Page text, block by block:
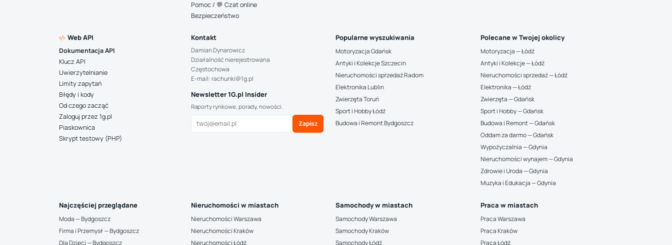
Pomoc / 💬 Czat online
Bezpieczeństwo
Web API
Dokumentacja API
Klucz API
Uwierzytelnianie
Limity zapytań
Błędy i kody
Od czego zacząć
Zaloguj przez 1g.pl
Piaskownica
Skrypt testowy (PHP)
Kontakt
Damian Dynarowicz
Działalność nierejestrowana
Częstochowa
E-mail: rachunki@1g.pl
Newsletter 1G.pl Insider
Raporty rynkowe, porady, nowości.
Zapisz
Popularne wyszukiwania
Motoryzacja Gdańsk
Antyki i Kolekcje Szczecin
Nieruchomości sprzedaż Radom
Elektronika Lublin
Zwierzęta Toruń
Sport i Hobby Łódź
Budowa i Remont Bydgoszcz
Polecane w Twojej okolicy
Motoryzacja — Łódź
Antyki i Kolekcje — Łódź
Nieruchomości sprzedaż — Łódź
Elektronika — Łódź
Zwierzęta — Gdańsk
Sport i Hobby — Gdańsk
Budowa i Remont — Gdańsk
Oddam za darmo — Gdańsk
Wypożyczalnia — Gdynia
Nieruchomości wynajem — Gdynia
Zdrowie i Uroda — Gdynia
Muzyka i Edukacja — Gdynia
Najczęściej przeglądane
Moda — Bydgoszcz
Firma i Przemysł — Bydgoszcz
Dla Dzieci — Bydgoszcz
Nieruchomości w miastach
Nieruchomości Warszawa
Nieruchomości Kraków
Nieruchomości Łódź
Samochody w miastach
Samochody Warszawa
Samochody Kraków
Samochody Łódź
Praca w miastach
Praca Warszawa
Praca Kraków
Praca Łódź